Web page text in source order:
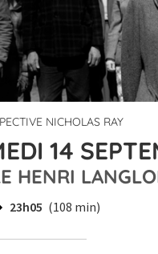
NICHOLAS RAY
14
HENRI
23h05 (108 min)